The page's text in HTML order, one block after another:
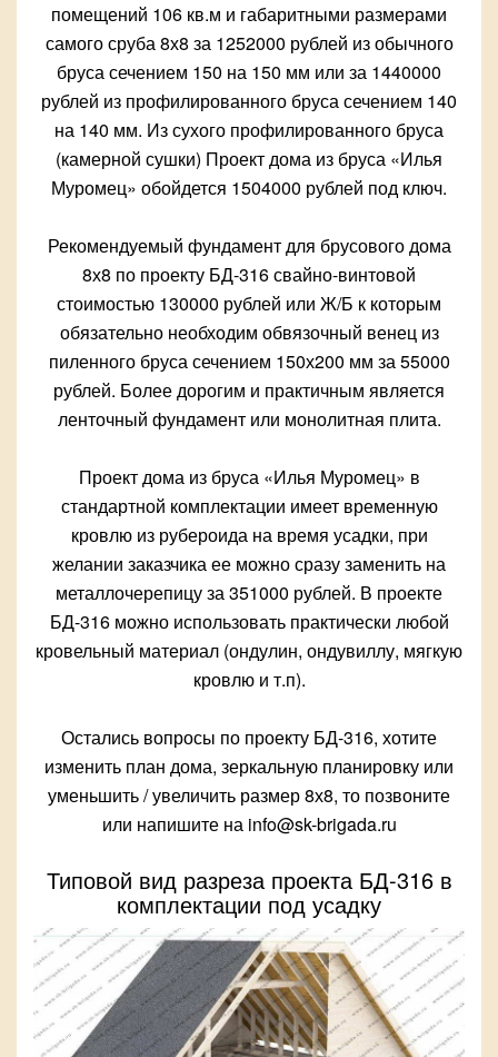
помещений 106 кв.м и габаритными размерами
самого сруба 8х8 за 1252000 рублей из обычного
бруса сечением 150 на 150 мм или за 1440000
рублей из профилированного бруса сечением 140
на 140 мм. Из сухого профилированного бруса
(камерной сушки) Проект дома из бруса «Илья
Муромец» обойдется 1504000 рублей под ключ.
Рекомендуемый фундамент для брусового дома
8х8 по проекту БД-316 свайно-винтовой
стоимостью 130000 рублей или Ж/Б к которым
обязательно необходим обвязочный венец из
пиленного бруса сечением 150х200 мм за 55000
рублей. Более дорогим и практичным является
ленточный фундамент или монолитная плита.
Проект дома из бруса «Илья Муромец» в
стандартной комплектации имеет временную
кровлю из рубероида на время усадки, при
желании заказчика ее можно сразу заменить на
металлочерепицу за 351000 рублей. В проекте
БД-316 можно использовать практически любой
кровельный материал (ондулин, ондувиллу, мягкую
кровлю и т.п).
Остались вопросы по проекту БД-316, хотите
изменить план дома, зеркальную планировку или
уменьшить / увеличить размер 8х8, то позвоните
или напишите на info@sk-brigada.ru
Типовой вид разреза проекта БД-316 в
комплектации под усадку